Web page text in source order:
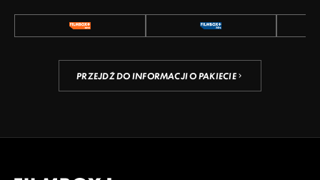
PRZEJDŹ DO INFORMACJI O PAKIECIE